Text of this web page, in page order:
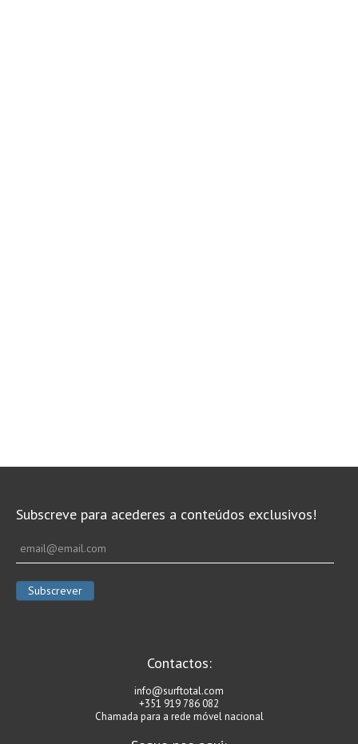
Subscreve para acederes a conteúdos exclusivos!
Contactos:
info@surftotal.com
+351 919 786 082
Chamada para a rede móvel nacional